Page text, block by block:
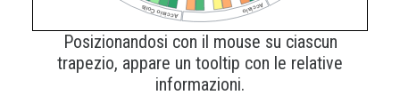
Acciaio
Acciaio Coils
Posizionandosi con il mouse su ciascun
trapezio, appare un tooltip con le relative
informazioni.